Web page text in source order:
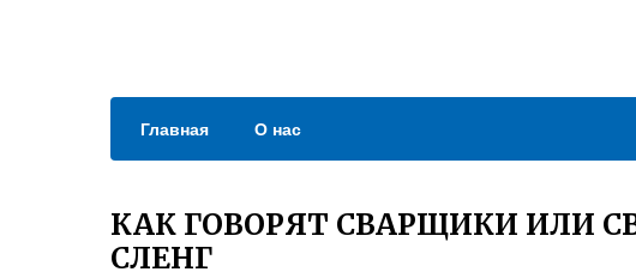
Главная О нас
КАК ГОВОРЯТ СВАРЩИКИ ИЛИ
СЛЕНГ